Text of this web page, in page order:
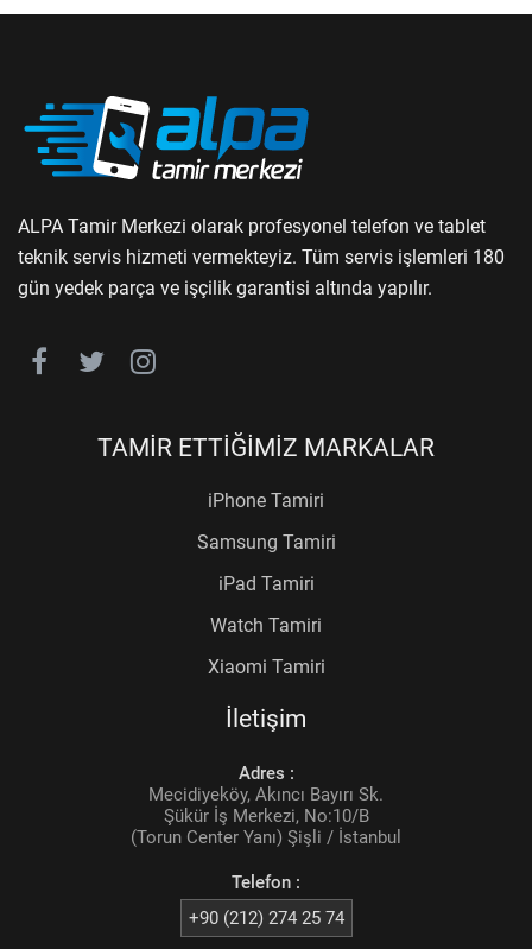
ALPA Tamir Merkezi olarak profesyonel telefon ve tablet
teknik servis hizmeti vermekteyiz. Tüm servis işlemleri 180
gün yedek parça ve işçilik garantisi altında yapılır.
TAMİR ETTİĞİMİZ MARKALAR
iPhone Tamiri
Samsung Tamiri
iPad Tamiri
Watch Tamiri
Xiaomi Tamiri
İletişim
Adres :
Mecidiyeköy, Akıncı Bayırı Sk.
Şükür İş Merkezi, No:10/B
(Torun Center Yanı) Şişli / İstanbul
Telefon :
+90 (212) 274 25 74